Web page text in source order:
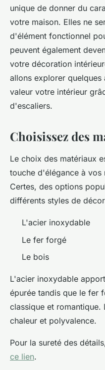
unique de donner du
votre maison. Elles ne
d'élément fonctionnel
peuvent également
votre décoration
allons explorer quelques
valeur votre intérieur
d'escaliers.
Choisissez des
Le choix des matériaux
touche d'élégance à vos
Certes, des options
différents styles de
L'acier inoxydable
Le fer forgé
Le bois
L'acier inoxydable
épurée tandis que le fer
classique et
chaleur et polyvalence.
Pour la sureté des
ce lien.